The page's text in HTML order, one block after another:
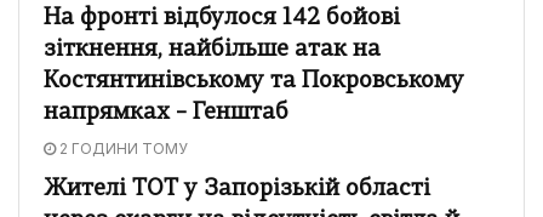
На фронті відбулося 142 бойові
зіткнення, найбільше атак на
Костянтинівському та Покровському
напрямках – Генштаб
2 ГОДИНИ ТОМУ
Жителі ТОТ у Запорізькій області